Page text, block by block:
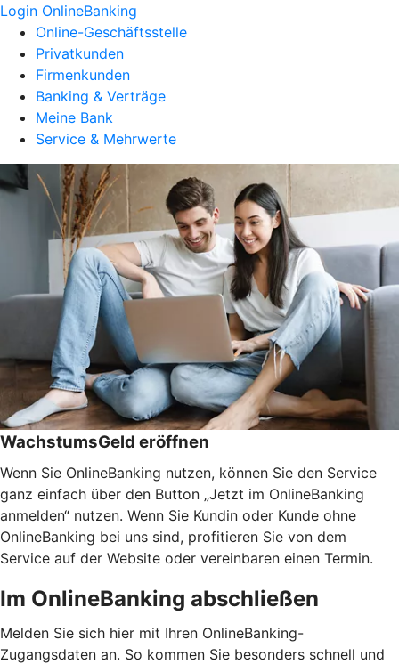
Login OnlineBanking
Online-Geschäftsstelle
Privatkunden
Firmenkunden
Banking & Verträge
Meine Bank
Service & Mehrwerte
WachstumsGeld eröffnen
Wenn Sie OnlineBanking nutzen, können Sie den Service
ganz einfach über den Button „Jetzt im OnlineBanking
anmelden“ nutzen. Wenn Sie Kundin oder Kunde ohne
OnlineBanking bei uns sind, profitieren Sie von dem
Service auf der Website oder vereinbaren einen Termin.
Im OnlineBanking abschließen
Melden Sie sich hier mit Ihren OnlineBanking-
Zugangsdaten an. So kommen Sie besonders schnell und